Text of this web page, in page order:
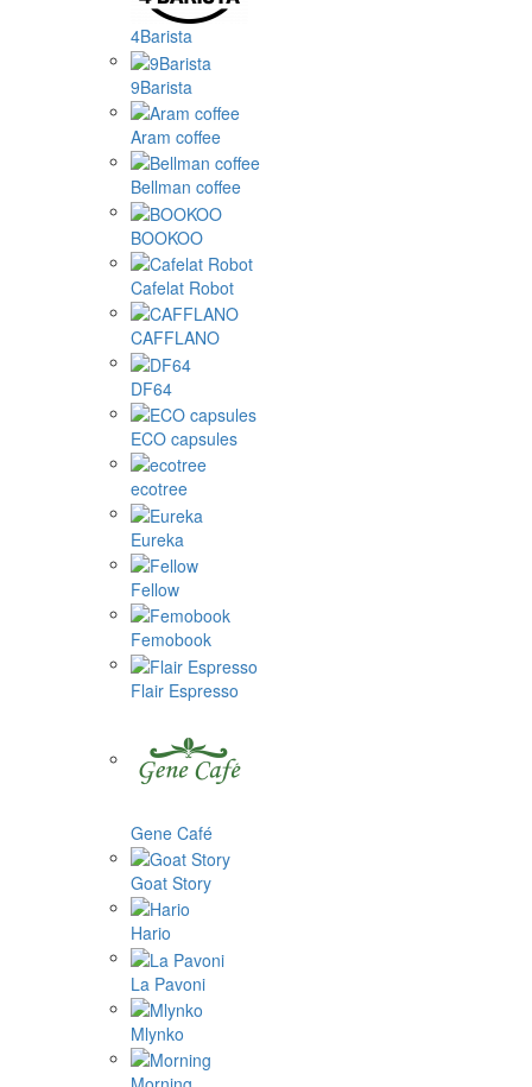
4Barista
9Barista
Aram coffee
Bellman coffee
BOOKOO
Cafelat Robot
CAFFLANO
DF64
ECO capsules
ecotree
Eureka
Fellow
Femobook
Flair Espresso
Gene Café
Goat Story
Hario
La Pavoni
Mlynko